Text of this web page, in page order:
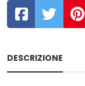
DESCRIZIONE